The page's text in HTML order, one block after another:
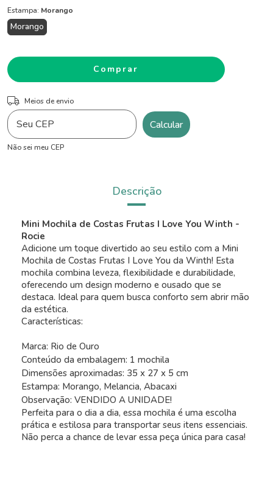
Estampa: Morango
Morango
Entregas para o CEP:
Meios de envio
Calcular
Não sei meu CEP
Descrição
Mini Mochila de Costas Frutas I Love You Winth -
Rocie
Adicione um toque divertido ao seu estilo com a Mini
Mochila de Costas Frutas I Love You da Winth! Esta
mochila combina leveza, flexibilidade e durabilidade,
oferecendo um design moderno e ousado que se
destaca. Ideal para quem busca conforto sem abrir mão
da estética.
Características:
Marca: Rio de Ouro
Conteúdo da embalagem: 1 mochila
Dimensões aproximadas: 35 x 27 x 5 cm
Estampa: Morango, Melancia, Abacaxi
Observação: VENDIDO A UNIDADE!
Perfeita para o dia a dia, essa mochila é uma escolha
prática e estilosa para transportar seus itens essenciais.
Não perca a chance de levar essa peça única para casa!